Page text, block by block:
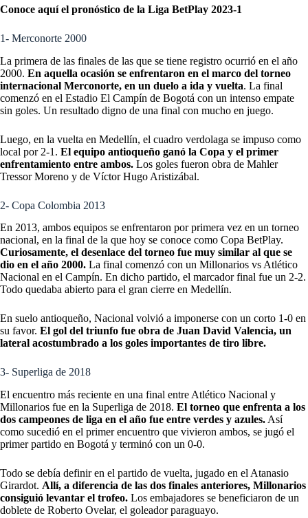
Conoce aquí el pronóstico de la Liga BetPlay 2023-1
1- Merconorte 2000
La primera de las finales de las que se tiene registro ocurrió en el año
2000. En aquella ocasión se enfrentaron en el marco del torneo
internacional Merconorte, en un duelo a ida y vuelta. La final
comenzó en el Estadio El Campín de Bogotá con un intenso empate
sin goles. Un resultado digno de una final con mucho en juego.
Luego, en la vuelta en Medellín, el cuadro verdolaga se impuso como
local por 2-1. El equipo antioqueño ganó la Copa y el primer
enfrentamiento entre ambos. Los goles fueron obra de Mahler
Tressor Moreno y de Víctor Hugo Aristizábal.
2- Copa Colombia 2013
En 2013, ambos equipos se enfrentaron por primera vez en un torneo
nacional, en la final de la que hoy se conoce como Copa BetPlay.
Curiosamente, el desenlace del torneo fue muy similar al que se
dio en el año 2000. La final comenzó con un Millonarios vs Atlético
Nacional en el Campín. En dicho partido, el marcador final fue un 2-2.
Todo quedaba abierto para el gran cierre en Medellín.
En suelo antioqueño, Nacional volvió a imponerse con un corto 1-0 en
su favor. El gol del triunfo fue obra de Juan David Valencia, un
lateral acostumbrado a los goles importantes de tiro libre.
3- Superliga de 2018
El encuentro más reciente en una final entre Atlético Nacional y
Millonarios fue en la Superliga de 2018. El torneo que enfrenta a los
dos campeones de liga en el año fue entre verdes y azules. Así
como sucedió en el primer encuentro que vivieron ambos, se jugó el
primer partido en Bogotá y terminó con un 0-0.
Todo se debía definir en el partido de vuelta, jugado en el Atanasio
Girardot. Allí, a diferencia de las dos finales anteriores, Millonarios
consiguió levantar el trofeo. Los embajadores se beneficiaron de un
doblete de Roberto Ovelar, el goleador paraguayo.